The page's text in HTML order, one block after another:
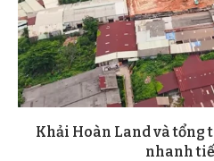
Khải Hoàn Land và tổng
nhanh